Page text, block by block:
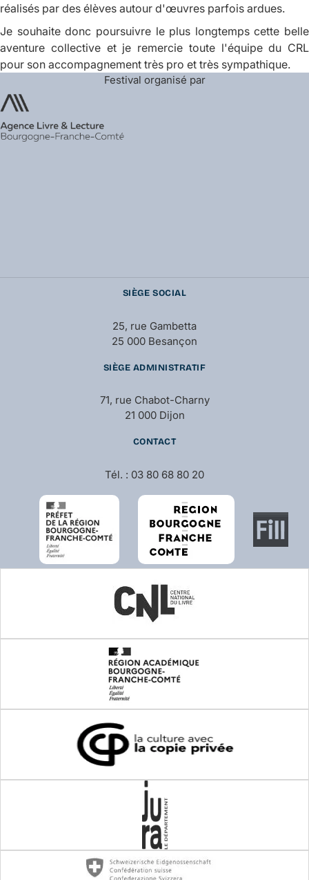
réalisés par des élèves autour d'œuvres parfois ardues.
Je souhaite donc poursuivre le plus longtemps cette belle
aventure collective et je remercie toute l'équipe du CRL
pour son accompagnement très pro et très sympathique.
Festival organisé par
SIÈGE SOCIAL
25, rue Gambetta
25 000 Besançon
SIÈGE ADMINISTRATIF
71, rue Chabot-Charny
21 000 Dijon
CONTACT
Tél. : 03 80 68 80 20